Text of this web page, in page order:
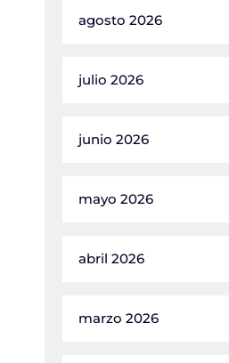
agosto 2026
julio 2026
junio 2026
mayo 2026
abril 2026
marzo 2026